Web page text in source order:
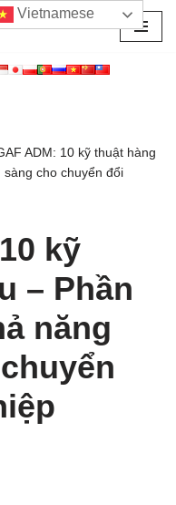
ADM: 10 kỹ thuật hàng
cho chuyển đổi
kỹ
– Phần
năng
Vietnamese